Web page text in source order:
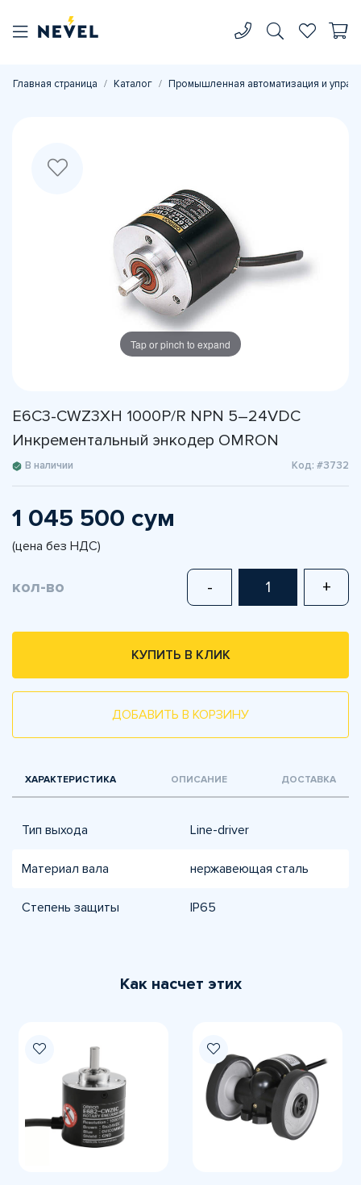
Главная страница Каталог Промышленная автоматизация и
Tap or pinch to expand
E6C3-CWZ3XH 1000P/R NPN 5–24VDC
Инкрементальный энкодер OMRON
В наличии Код: #3732
1 045 500 сум
(цена без НДС)
кол-во - +
КУПИТЬ В КЛИК
ДОБАВИТЬ В КОРЗИНУ
ХАРАКТЕРИСТИКА ОПИСАНИЕ ДОСТАВКА
Тип выхода Line-driver
Материал вала нержавеющая сталь
Степень защиты IP65
Как насчет этих